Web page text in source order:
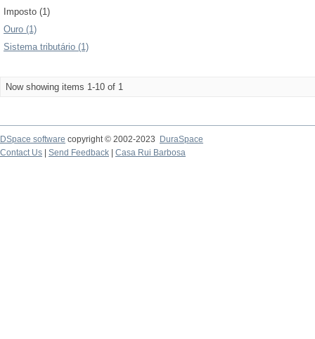
Imposto (1)
Ouro (1)
Sistema tributário (1)
Now showing items 1-10 of 1
DSpace software copyright © 2002-2023
DuraSpace
Contact Us
Send Feedback Casa Rui Barbosa